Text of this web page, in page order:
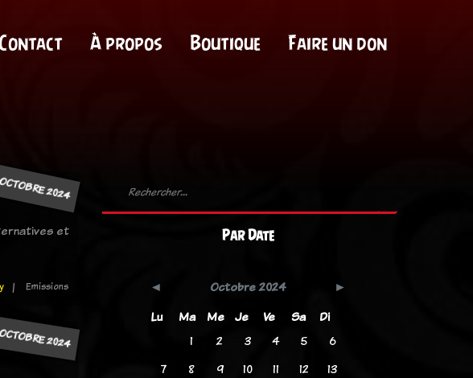
À propos Boutique Faire un don
2024
et
Emissions
2024
Par Date
Octobre 2024
Lu
Ma Me Je Ve Sa
Di
1
2 3 4 5
6
7
8 9 10 11 12
13